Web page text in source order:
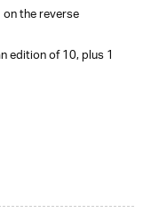
on the reverse
edition of 10, plus 1